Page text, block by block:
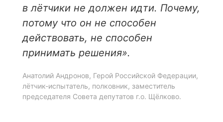
в лётчики не должен идти. Почему,
потому что он не способен
действовать, не способен
принимать решения».
Анатолий Андронов, Герой Российской Федерации,
лётчик-испытатель, полковник, заместитель
председателя Совета депутатов г.о. Щёлково.